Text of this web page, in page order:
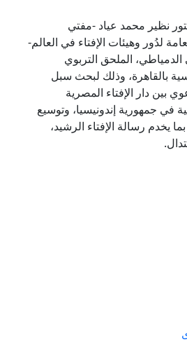
نظير محمد عياد -مفتي
لدُور وهيئات الإفتاء في العالم-
الملحق التربوي
بالقاهرة، وذلك لبحث سبل
دار الإفتاء المصرية
جمهورية إندونيسيا، وتوسيع
رسالة الإفتاء الرشيد،